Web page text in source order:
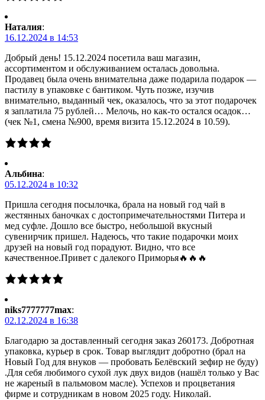
Наталия:
16.12.2024 в 14:53
Добрый день! 15.12.2024 посетила ваш магазин,
ассортиментом и обслуживанием осталась довольна.
Продавец была очень внимательна даже подарила подарок —
пастилу в упаковке с бантиком. Чуть позже, изучив
внимательно, выданный чек, оказалось, что за этот подарочек
я заплатила 75 рублей… Мелочь, но как-то остался осадок…
(чек №1, смена №900, время визита 15.12.2024 в 10.59).
Альбина:
05.12.2024 в 10:32
Пришла сегодня посылочка, брала на новый год чай в
жестянных баночках с достопримечательностями Питера и
мед суфле. Дошло все быстро, небольшой вкусный
сувенирчик пришел. Надеюсь, что такие подарочки моих
друзей на новый год порадуют. Видно, что все
качественное.Привет с далекого Приморья🔥🔥🔥
niks7777777max:
02.12.2024 в 16:38
Благодарю за доставленный сегодня заказ 260173. Добротная
упаковка, курьер в срок. Товар выглядит добротно (брал на
Новый Год для внуков — пробовать Белёвский зефир не буду)
.Для себя любимого сухой лук двух видов (нашёл только у Вас
не жареный в пальмовом масле). Успехов и процветания
фирме и сотрудникам в новом 2025 году. Николай.